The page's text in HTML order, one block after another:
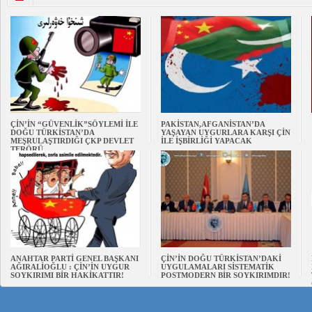
ÇİN’İN “GÜVENLİK”SÖYLEMİ İLE
DOĞU TÜRKİSTAN’DA
MEŞRULAŞTIRDIĞI ÇKP DEVLET
TERÖRÜ
PAKİSTAN,AFGANİSTAN’DA
YAŞAYAN UYGURLARA KARŞI ÇİN
İLE İŞBİRLİĞİ YAPACAK
ANAHTAR PARTİ GENEL BAŞKANI
AĞIRALİOĞLU : ÇİN’İN UYGUR
SOYKIRIMI BİR HAKİKATTIR!
ÇİN’İN DOĞU TÜRKİSTAN’DAKİ
UYGULAMALARI SİSTEMATİK
POSTMODERN BİR SOYKIRIMDIR!